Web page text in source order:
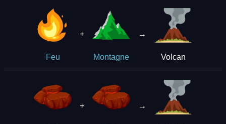
Feu
+
Montagne
→
Volcan
+ →